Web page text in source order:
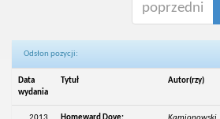
poprzedni
Odsłon pozycji:
Data
wydania
Tytuł Autor(rzy)